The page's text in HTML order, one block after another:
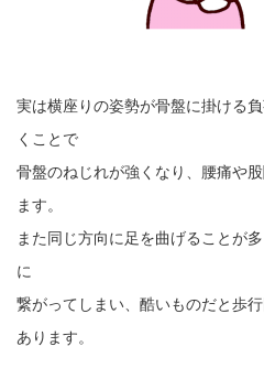
実は横座りの姿勢が骨盤に掛ける
くことで
骨盤のねじれが強くなり、腰痛や
ます。
また同じ方向に足を曲げることが
に
繋がってしまい、酷いものだと歩
あります。